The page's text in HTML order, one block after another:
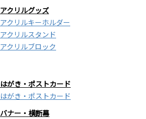
アクリルグッズ
アクリルキーホルダー
アクリルスタンド
アクリルブロック
はがき・ポストカード
はがき・ポストカード
バナー・横断幕